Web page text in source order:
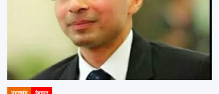
उत्तराखंड देहरादून